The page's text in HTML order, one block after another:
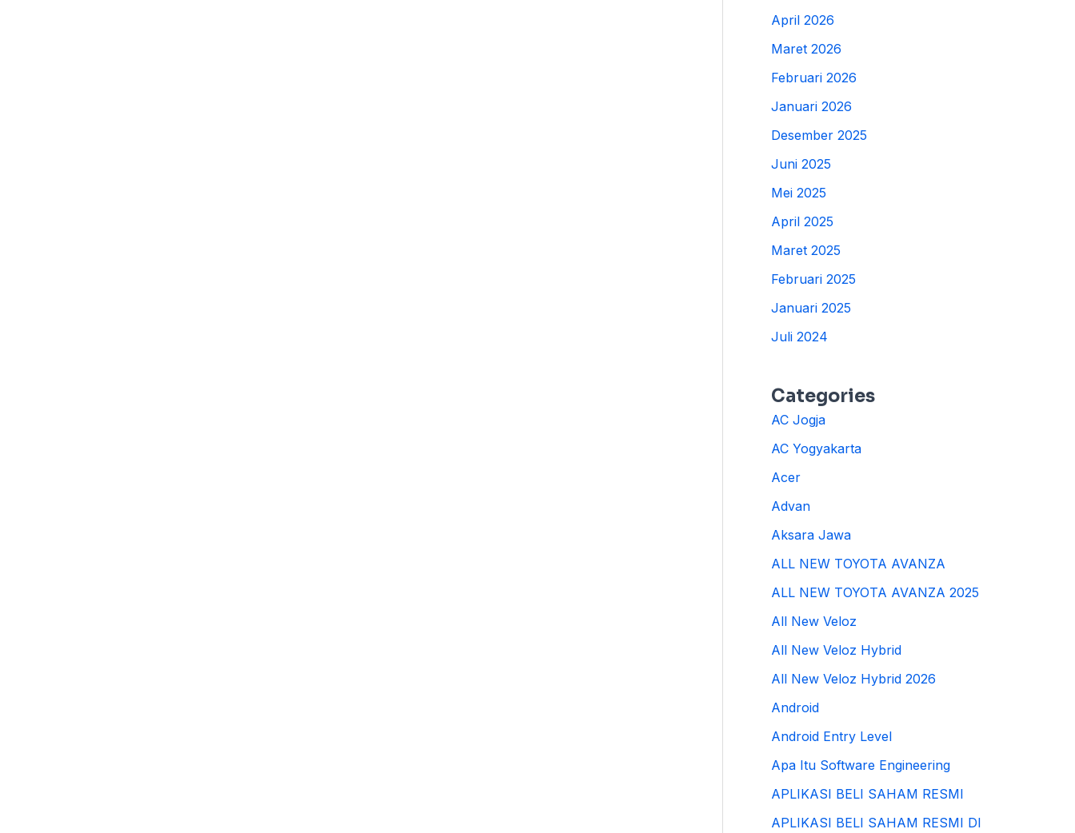
April 2026
Maret 2026
Februari 2026
Januari 2026
Desember 2025
Juni 2025
Mei 2025
April 2025
Maret 2025
Februari 2025
Januari 2025
Juli 2024
Categories
AC Jogja
AC Yogyakarta
Acer
Advan
Aksara Jawa
ALL NEW TOYOTA AVANZA
ALL NEW TOYOTA AVANZA 2025
All New Veloz
All New Veloz Hybrid
All New Veloz Hybrid 2026
Android
Android Entry Level
Apa Itu Software Engineering
APLIKASI BELI SAHAM RESMI
APLIKASI BELI SAHAM RESMI DI